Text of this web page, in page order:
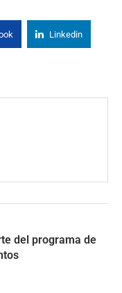
Linkedin
del programa de